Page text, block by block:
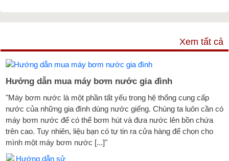
Xem tất cả
Hướng dẫn mua máy bơm nước gia đình
"Máy bơm nước là một phần tất yếu trong hệ thống cung cấp
nước của những gia đình dùng nước giếng. Chúng ta luôn cần có
máy bơm nước để có thể bơm hút và đưa nước lên bồn chứa
trên cao. Tuy nhiên, liệu bạn có tự tin ra cửa hàng để chọn cho
mình một máy bơm nước [...]"